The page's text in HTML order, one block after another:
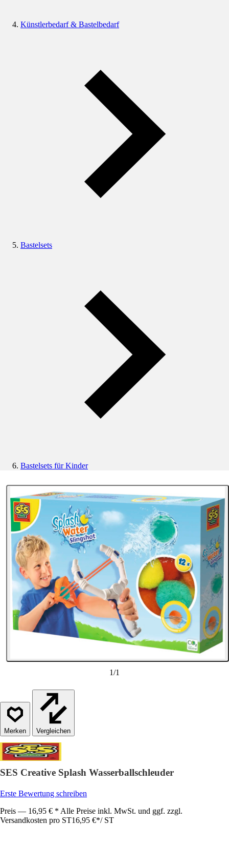
Künstlerbedarf & Bastelbedarf
Bastelsets
Bastelsets für Kinder
1/1
Vergleichen
SES Creative Splash Wasserballschleuder
Erste Bewertung schreiben
Preis — 16,95 € * Alle Preise inkl. MwSt. und ggf. zzgl.
Versandkosten pro ST16,95 €*/ ST